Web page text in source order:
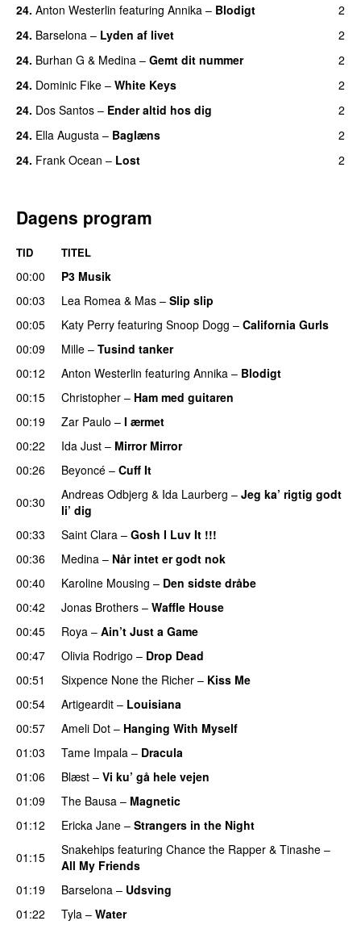
24. Anton Westerlin featuring Annika – Blodigt
2
24. Barselona – Lyden af livet
2
24. Burhan G & Medina – Gemt dit nummer
2
24. Dominic Fike – White Keys
2
24. Dos Santos – Ender altid hos dig
2
24. Ella Augusta – Baglæns
2
24. Frank Ocean – Lost 2
Dagens program
TID TITEL
00:00
P3 Musik
00:03
Lea Romea & Mas – Slip slip
00:05 Katy Perry featuring Snoop Dogg – California Gurls
00:09
Mille – Tusind tanker
00:12
Anton Westerlin featuring Annika – Blodigt
00:15
Christopher – Ham med guitaren
00:19
Zar Paulo – I ærmet
00:22
Ida Just – Mirror Mirror
00:26
Beyoncé – Cuff It
00:30
Andreas Odbjerg & Ida Laurberg – Jeg ka’ rigtig godt
li’ dig
00:33
Saint Clara – Gosh I Luv It !!!
00:36
Medina – Når intet er godt nok
00:40
Karoline Mousing – Den sidste dråbe
00:42
Jonas Brothers – Waffle House
00:45 Roya – Ain’t Just a Game
00:47 Olivia Rodrigo – Drop Dead
00:51
Sixpence None the Richer – Kiss Me
00:54 Artigeardit – Louisiana
00:57
Ameli Dot – Hanging With Myself
01:03
Tame Impala – Dracula
01:06 Blæst – Vi ku’ gå hele vejen
01:09
The Bausa – Magnetic
01:12 Ericka Jane – Strangers in the Night
01:15
Snakehips featuring Chance the Rapper & Tinashe –
All My Friends
01:19
Barselona – Udsving
01:22 Tyla – Water